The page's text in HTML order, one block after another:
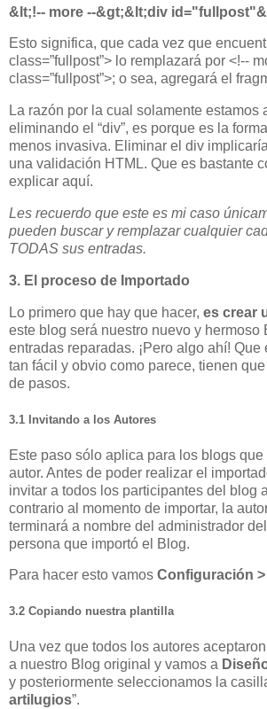
&lt;!-- more --&gt;&lt;div
Esto significa, que cada vez que
class=”fullpost”> lo remplazará por <!--
class=”fullpost”>; o sea, agregará el
La razón por la cual solamente estamos
eliminando el “div”, es porque es la
menos invasiva. Eliminar el div
una validación HTML. Que es bastante
explicar aquí.
Les recuerdo que este es mi caso
pueden buscar y remplazar cualquier
TODAS sus entradas.
3. El proceso de Importado
Lo primero que hay que hacer, es crear
este blog será nuestro nuevo y hermoso
entradas reparadas. ¡Pero algo ahí! Que
tan fácil y obvio como parece, tienen
de pasos.
3.1 Invitando a los Autores
Este paso sólo aplica para los blogs
autor. Antes de poder realizar el
invitar a todos los participantes del blog
contrario al momento de importar, la
terminará a nombre del administrador
persona que importó el Blog.
Para hacer esto vamos Configuración
3.2 Copiando nuestra plantilla
Una vez que todos los autores
a nuestro Blog original y vamos a
y posteriormente seleccionamos la
artilugios”.